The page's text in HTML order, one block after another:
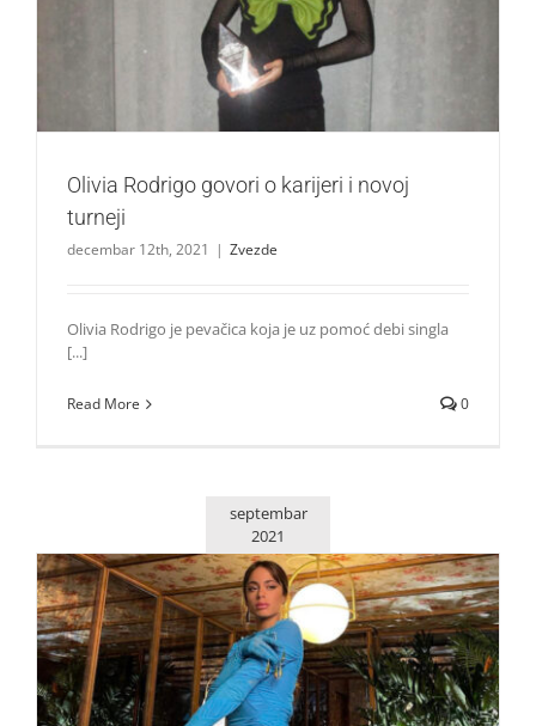
Olivia Rodrigo govori o karijeri i novoj turneji
Zvezde
Olivia Rodrigo govori o karijeri i novoj
turneji
decembar 12th, 2021 | Zvezde
Olivia Rodrigo je pevačica koja je uz pomoć debi singla
[...]
Read More 0
septembar
2021
Tini Stoessel otkriva: Objavljujem pesme za koje znam da
nisu hitovi!